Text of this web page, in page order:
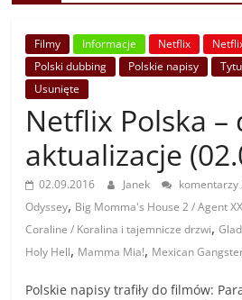
Filmy Informacje Netflix
Polski dubbing
Polskie napisy
Usunięte
Netflix Polska –
aktualizacje
02.09.2016 Janek komentarzy
Odyssey, Big Momma's House 2 / Agent
Coraline / Koralina i tajemnicze drzwi,
Holy Hell, Mamma Mia!, Mexican
Polskie napisy trafiły do filmów: